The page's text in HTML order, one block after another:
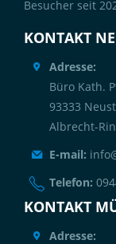
Besucher seit
KONTAKT
Adresse:
Büro Kath.
93333
Albrecht-
E-mail:
Telefon:
KONTAKT
Adresse: